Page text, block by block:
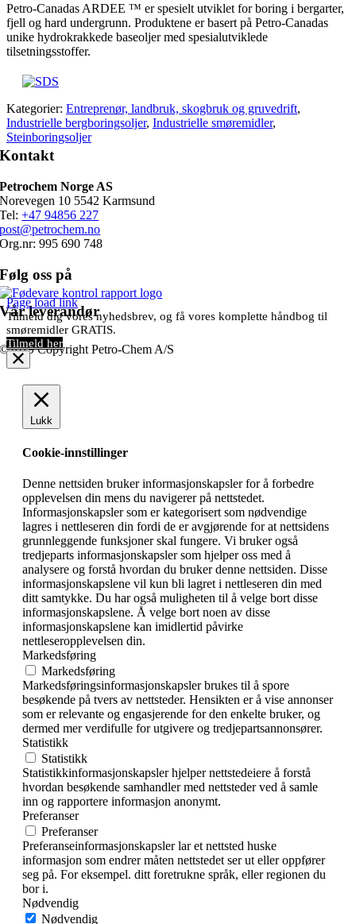
Petro-Canadas ARDEE ™ er spesielt utviklet for boring i bergarter,
fjell og hard undergrunn. Produktene er basert på Petro-Canadas
unike hydrokrakkede baseoljer med spesialutviklede
tilsetningsstoffer.
Kategorier: Entreprenør, landbruk, skogbruk og gruvedrift,
Industrielle bergboringsoljer, Industrielle smøremidler,
Steinboringsoljer
Kontakt
Petrochem Norge AS
Norevegen 10 5542 Karmsund
Tel:+47 94856 227
post@petrochem.no
Org.nr: 995 690 748
Følg oss på
Vår leverandør
©2019 Copyright Petro-Chem A/S
Page load link
Tilmeld dig vores nyhedsbrev, og få vores komplette håndbog til
smøremidler GRATIS.
Tilmeld her
Lukk
Cookie-innstillinger
Denne nettsiden bruker informasjonskapsler for å forbedre
opplevelsen din mens du navigerer på nettstedet.
Informasjonskapsler som er kategorisert som nødvendige
lagres i nettleseren din fordi de er avgjørende for at nettsidens
grunnleggende funksjoner skal fungere. Vi bruker også
tredjeparts informasjonskapsler som hjelper oss med å
analysere og forstå hvordan du bruker denne nettsiden. Disse
informasjonskapslene vil kun bli lagret i nettleseren din med
ditt samtykke. Du har også muligheten til å velge bort disse
informasjonskapslene. Å velge bort noen av disse
informasjonskapslene kan imidlertid påvirke
nettleseropplevelsen din.
Markedsføring
Markedsføring
Markedsføringsinformasjonskapsler brukes til å spore
besøkende på tvers av nettsteder. Hensikten er å vise annonser
som er relevante og engasjerende for den enkelte bruker, og
dermed mer verdifulle for utgivere og tredjepartsannonsører.
Statistikk
Statistikk
Statistikkinformasjonskapsler hjelper nettstedeiere å forstå
hvordan besøkende samhandler med nettsteder ved å samle
inn og rapportere informasjon anonymt.
Preferanser
Preferanser
Preferanseinformasjonskapsler lar et nettsted huske
informasjon som endrer måten nettstedet ser ut eller oppfører
seg på. For eksempel. ditt foretrukne språk, eller regionen du
bor i.
Nødvendig
Nødvendig